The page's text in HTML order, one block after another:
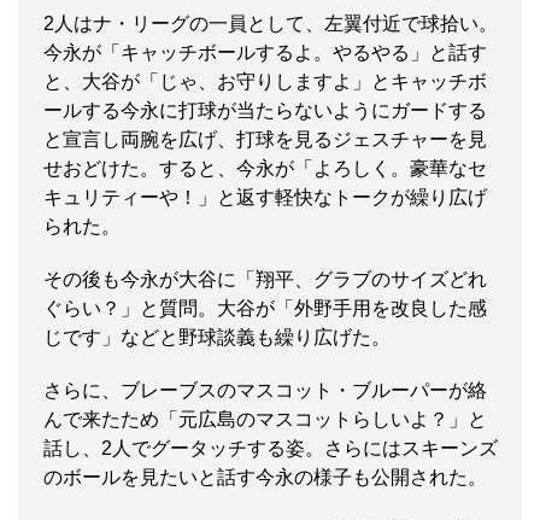
2人はナ・リーグの一員として、左翼付近で球拾い。
今永が「キャッチボールするよ。やるやる」と話す
と、大谷が「じゃ、お守りしますよ」とキャッチボ
ールする今永に打球が当たらないようにガードする
と宣言し両腕を広げ、打球を見るジェスチャーを見
せおどけた。すると、今永が「よろしく。豪華なセ
キュリティーや！」と返す軽快なトークが繰り広げ
られた。
その後も今永が大谷に「翔平、グラブのサイズどれ
ぐらい？」と質問。大谷が「外野手用を改良した感
じです」などと野球談義も繰り広げた。
さらに、ブレーブスのマスコット・ブルーパーが絡
んで来たため「元広島のマスコットらしいよ？」と
話し、2人でグータッチする姿。さらにはスキーンズ
のボールを見たいと話す今永の様子も公開された。